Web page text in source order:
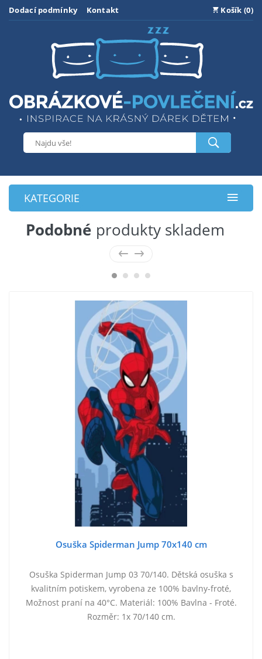
Dodací podmínky Kontakt Košík (0)
KATEGORIE
Podobné produkty skladem
Osuška Spiderman Jump 70x140 cm
Osuška Spiderman Jump 03 70/140. Dětská osuška s
kvalitním potiskem, vyrobena ze 100% bavlny-froté,
Možnost praní na 40°C. Materiál: 100% Bavlna - Froté.
Rozměr: 1x 70/140 cm.